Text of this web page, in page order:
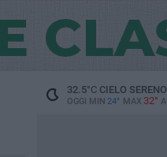
32.5°CCIELO SERENO
OGGI MIN 24° MAX 32° A